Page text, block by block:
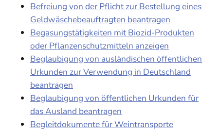
Befreiung von der Pflicht zur Bestellung eines
Geldwäschebeauftragten beantragen
Begasungstätigkeiten mit Biozid-Produkten
oder Pflanzenschutzmitteln anzeigen
Beglaubigung von ausländischen öffentlichen
Urkunden zur Verwendung in Deutschland
beantragen
Beglaubigung von öffentlichen Urkunden für
das Ausland beantragen
Begleitdokumente für Weintransporte